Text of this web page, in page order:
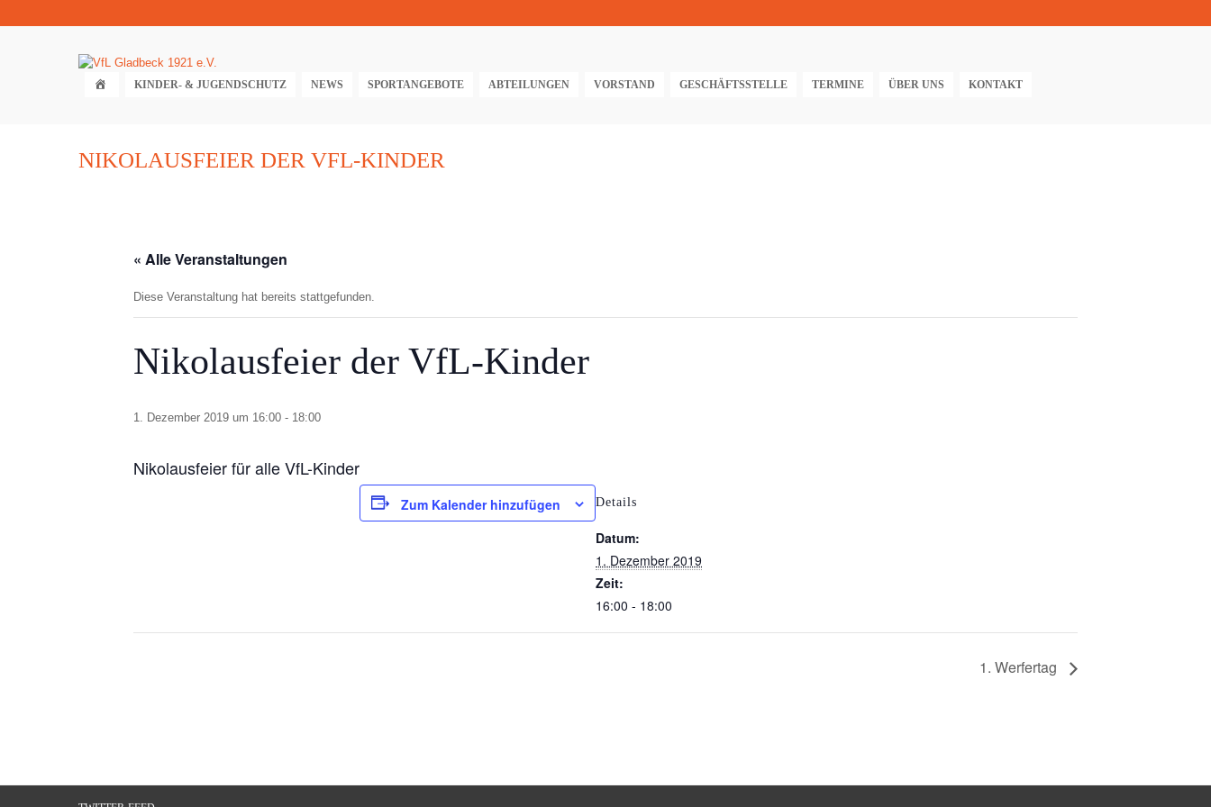
KINDER- & JUGENDSCHUTZ NEWS SPORTANGEBOTE ABTEILUNGEN VORSTAND GESCHÄFTSSTELLE TERMINE ÜBER UNS KONTAKT
NIKOLAUSFEIER DER VFL-KINDER
« Alle Veranstaltungen
Diese Veranstaltung hat bereits stattgefunden.
Nikolausfeier der VfL-Kinder
1. Dezember 2019 um 16:00 - 18:00
Nikolausfeier für alle VfL-Kinder
Zum Kalender hinzufügen Details
Datum:
1. Dezember 2019
Zeit:
16:00 - 18:00
1. Werfertag